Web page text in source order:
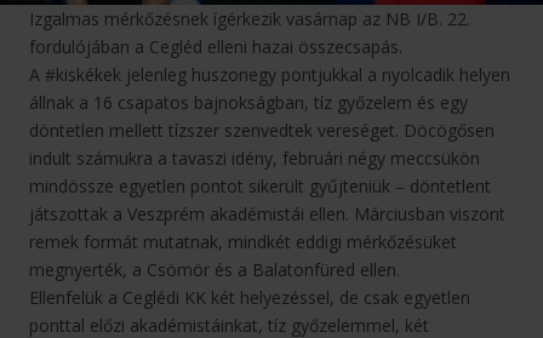
Izgalmas mérkőzésnek ígérkezik vasárnap az NB I/B. 22.
fordulójában a Cegléd elleni hazai összecsapás.
A #kiskékek jelenleg huszonegy pontjukkal a nyolcadik helyen
állnak a 16 csapatos bajnokságban, tíz győzelem és egy
döntetlen mellett tízszer szenvedtek vereséget. Döcögősen
indult számukra a tavaszi idény, februári négy meccsükön
mindössze egyetlen pontot sikerült gyűjteniük – döntetlent
játszottak a Veszprém akadémistái ellen. Márciusban viszont
remek formát mutatnak, mindkét eddigi mérkőzésüket
megnyerték, a Csömör és a Balatonfüred ellen.
Ellenfelük a Ceglédi KK két helyezéssel, de csak egyetlen
ponttal előzi akadémistáinkat, tíz győzelemmel, két